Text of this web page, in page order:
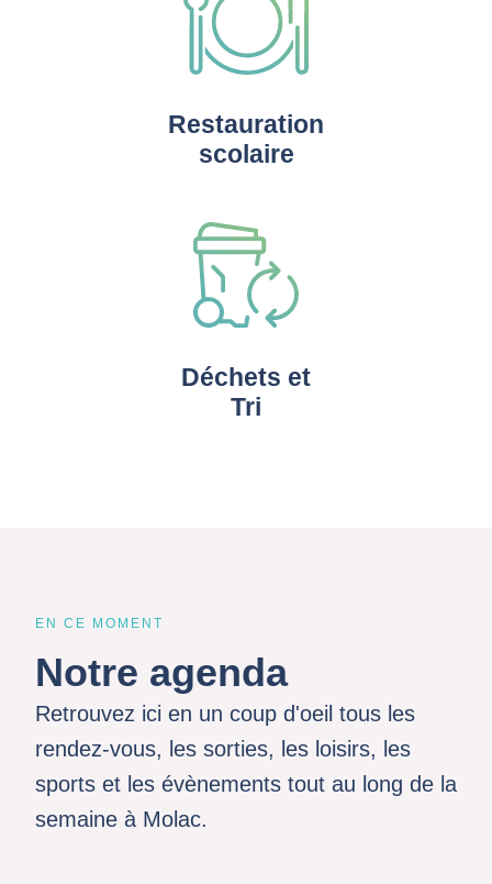
Restauration
scolaire
Déchets et
Tri
EN CE MOMENT
Notre agenda
Retrouvez ici en un coup d'oeil tous les
rendez-vous, les sorties, les loisirs, les
sports et les évènements tout au long de la
semaine à Molac.